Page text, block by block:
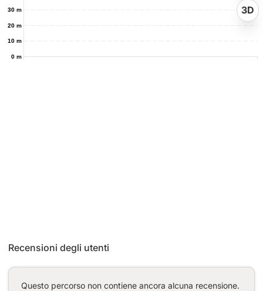
0 m
10 m
20 m
30 m 3D
Recensioni degli utenti
Questo percorso non contiene ancora alcuna recensione.